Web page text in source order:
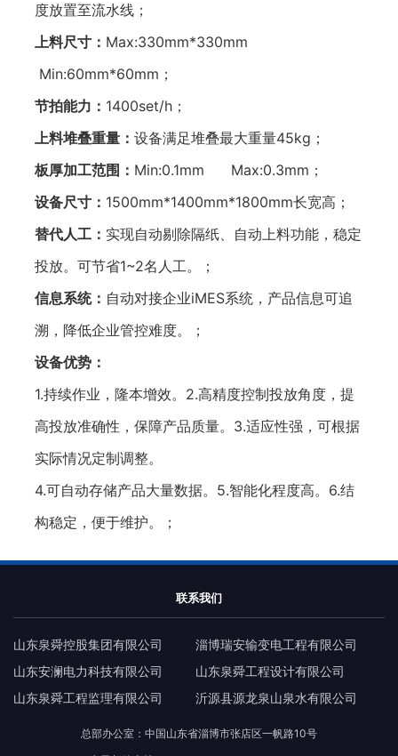
度放置至流水线；
上料尺寸： Max:330mm*330mm
Min:60mm*60mm；
节拍能力： 1400set/h；
上料堆叠重量： 设备满足堆叠最大重量45kg；
板厚加工范围： Min:0.1mm Max:0.3mm；
设备尺寸： 1500mm*1400mm*1800mm长宽高；
替代人工： 实现自动剔除隔纸、自动上料功能，稳定
投放。可节省1~2名人工。；
信息系统： 自动对接企业iMES系统，产品信息可追
溯，降低企业管控难度。；
设备优势：
1.持续作业，隆本增效。2.高精度控制投放角度，提
高投放准确性，保障产品质量。3.适应性强，可根据
实际情况定制调整。
4.可自动存储产品大量数据。5.智能化程度高。6.结
构稳定，便于维护。；
联系我们
山东泉舜控股集团有限公司
淄博瑞安输变电工程有限公司
山东安澜电力科技有限公司
山东泉舜工程设计有限公司
山东泉舜工程监理有限公司
沂源县源龙泉山泉水有限公司
总部办公室：中国山东省淄博市张店区一帆路10号